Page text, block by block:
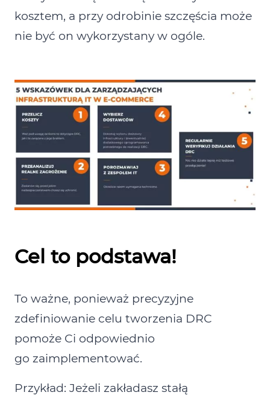
kosztem, a przy odrobinie szczęścia może
nie być on wykorzystany w ogóle.
Cel to podstawa!
To ważne, ponieważ precyzyjne
zdefiniowanie celu tworzenia DRC
pomoże Ci odpowiednio
go zaimplementować.
Przykład: Jeżeli zakładasz stałą